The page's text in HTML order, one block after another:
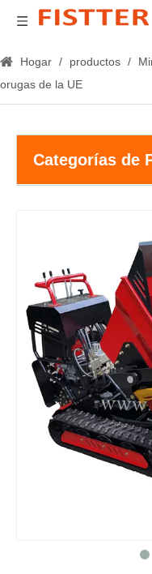
Hogar / productos /
orugas de la UE
Categorías de